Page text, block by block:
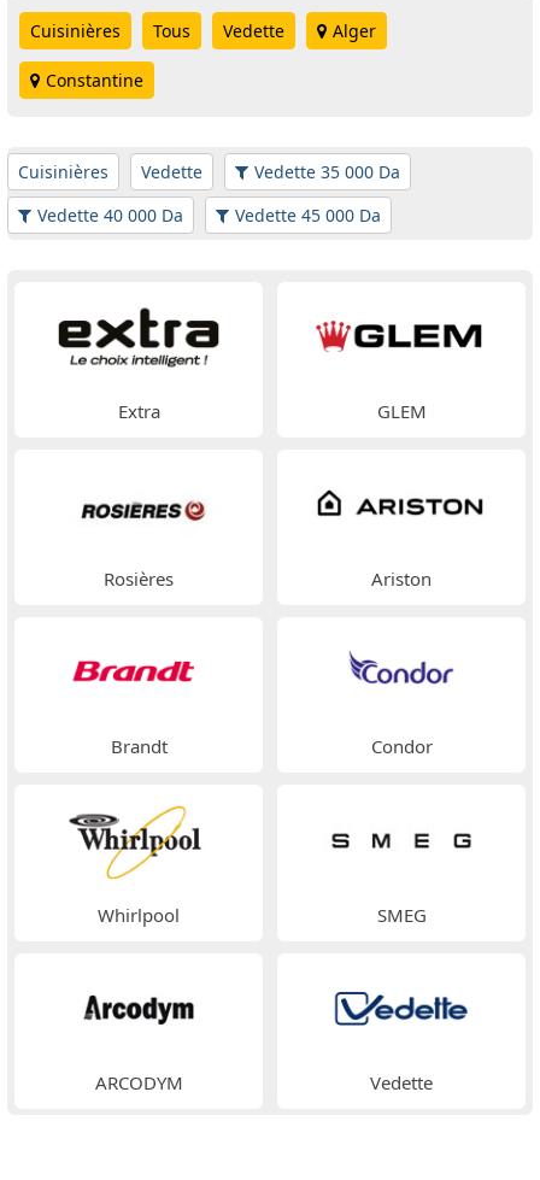
Cuisinières Tous Vedette Alger
Constantine
Cuisinières Vedette
Vedette 35 000 Da
Vedette 40 000 Da
Vedette 45 000 Da
Extra GLEM
Rosières Ariston
Brandt Condor
Whirlpool SMEG
ARCODYM Vedette